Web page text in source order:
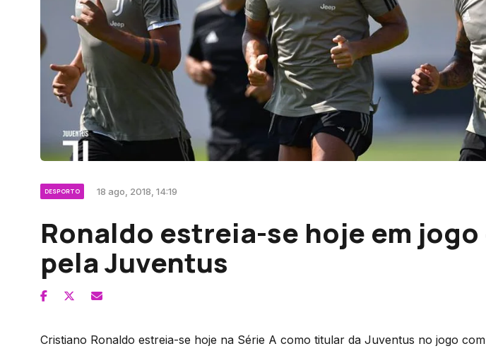
DESPORTO 18 ago, 2018, 14:19
Ronaldo estreia-se hoje em
pela Juventus
Cristiano Ronaldo estreia-se hoje na Série A como titular da Juventus no jogo